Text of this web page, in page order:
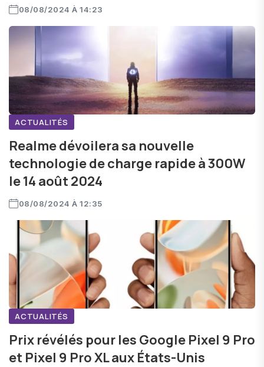
08/08/2024 À 14:23
ACTUALITÉS
Realme dévoilera sa nouvelle
technologie de charge rapide à 300W
le 14 août 2024
08/08/2024 À 12:35
ACTUALITÉS
Prix révélés pour les Google Pixel 9 Pro
et Pixel 9 Pro XL aux États-Unis